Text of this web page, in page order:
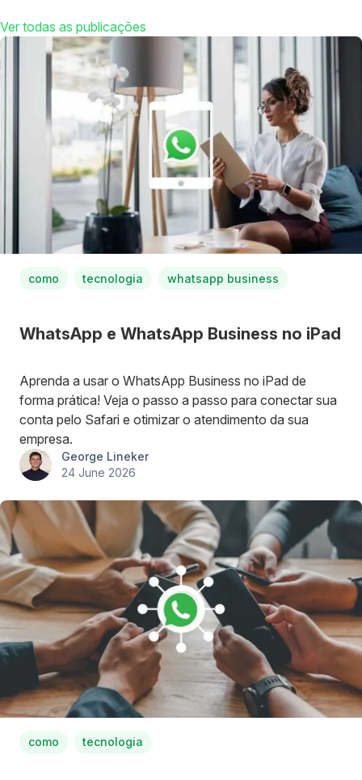
Ver todas as publicações
como tecnologia whatsapp business
WhatsApp e WhatsApp Business no iPad
Aprenda a usar o WhatsApp Business no iPad de
forma prática! Veja o passo a passo para conectar sua
conta pelo Safari e otimizar o atendimento da sua
empresa.
George Lineker
24 June 2026
como tecnologia